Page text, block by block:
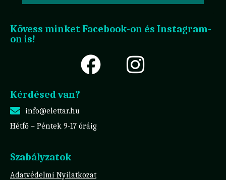
Kövess minket Facebook-on és Instagram-
on is!
Kérdésed van?
info@elettar.hu
Hétfő – Péntek 9-17 óráig
Szabályzatok
Adatvédelmi Nyilatkozat